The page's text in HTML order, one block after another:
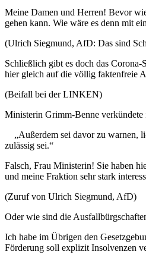
Meine Damen und Herren! Bevor
gehen kann. Wie wäre es denn mit
(Ulrich Siegmund, AfD: Das sind
Schließlich gibt es doch das Corona-
hier gleich auf die völlig faktenfreie
(Beifall bei der LINKEN)
Ministerin Grimm-Benne
„Außerdem sei davor zu warnen,
zulässig sei.“
Falsch, Frau Ministerin! Sie haben
und meine Fraktion sehr stark
(Zuruf von Ulrich Siegmund, AfD)
Oder wie sind die
Ich habe im Übrigen den
Förderung soll explizit Insolvenzen